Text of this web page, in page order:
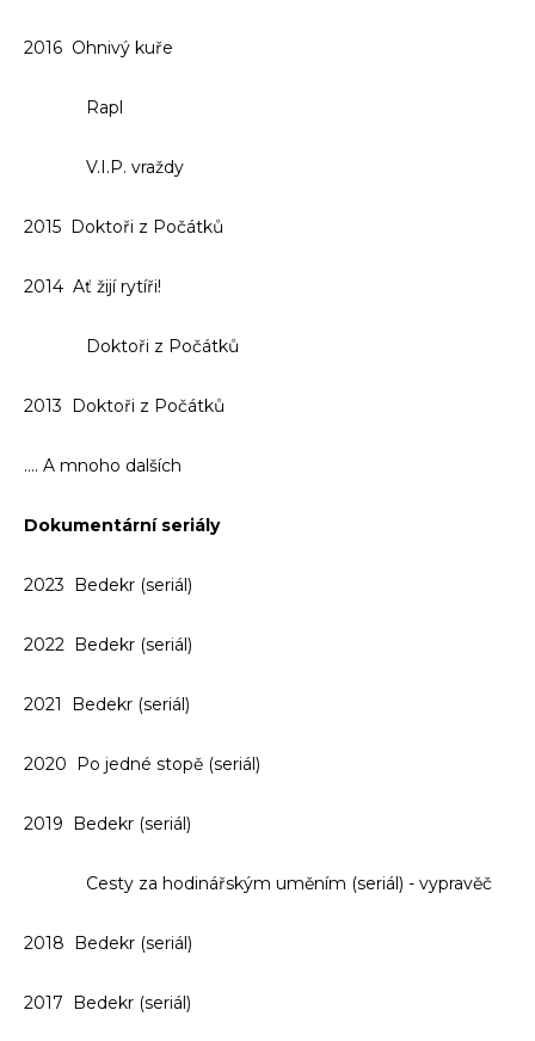
2016 Ohnivý kuře
Rapl
V.I.P. vraždy
2015 Doktoři z Počátků
2014 Ať žijí rytíři!
Doktoři z Počátků
2013 Doktoři z Počátků
…. A mnoho dalších
Dokumentární seriály
2023 Bedekr (seriál)
2022 Bedekr (seriál)
2021 Bedekr (seriál)
2020 Po jedné stopě (seriál)
2019 Bedekr (seriál)
Cesty za hodinářským uměním (seriál) - vypravěč
2018 Bedekr (seriál)
2017 Bedekr (seriál)